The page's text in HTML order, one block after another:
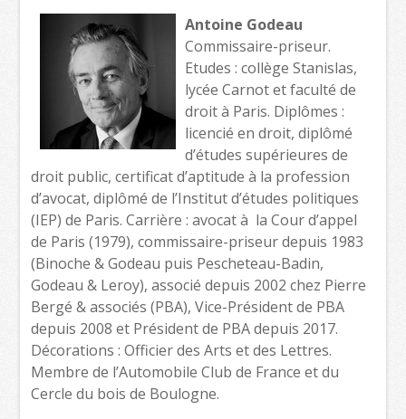
Antoine Godeau
Commissaire-priseur.
Etudes : collège Stanislas,
lycée Carnot et faculté de
droit à Paris. Diplômes :
licencié en droit, diplômé
d’études supérieures de
droit public, certificat d’aptitude à la profession
d’avocat, diplômé de l’Institut d’études politiques
(IEP) de Paris. Carrière : avocat à la Cour d’appel
de Paris (1979), commissaire-priseur depuis 1983
(Binoche & Godeau puis Pescheteau-Badin,
Godeau & Leroy), associé depuis 2002 chez Pierre
Bergé & associés (PBA), Vice-Président de PBA
depuis 2008 et Président de PBA depuis 2017.
Décorations : Officier des Arts et des Lettres.
Membre de l’Automobile Club de France et du
Cercle du bois de Boulogne.